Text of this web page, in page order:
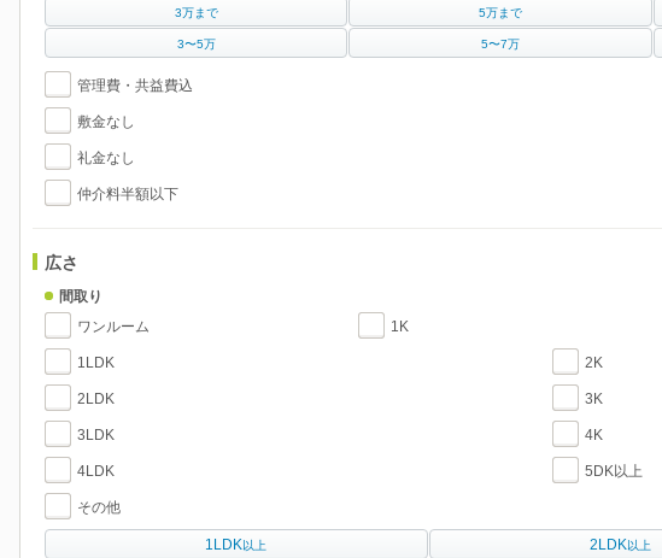
3万まで 5万まで
3〜5万 5〜7万
管理費・共益費込
敷金なし
礼金なし
仲介料半額以下
広さ
間取り
ワンルーム 1K
1LDK 2K
2LDK 3K
3LDK 4K
4LDK 5DK以上
その他
1LDK 以上 2LDK 以上